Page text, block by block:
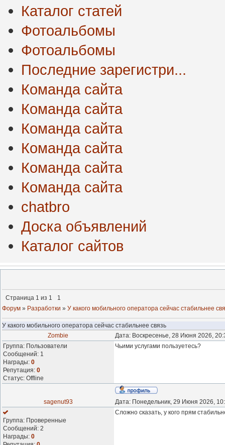
Каталог статей
Фотоальбомы
Фотоальбомы
Последние зарегистри...
Команда сайта
Команда сайта
Команда сайта
Команда сайта
Команда сайта
Команда сайта
chatbro
Доска объявлений
Каталог сайтов
Страница 1 из 1
1
Форум » Разработки » У какого мобильного оператора сейчас стабильнее
У какого мобильного оператора сейчас стабильнее связь
Zombie
Дата: Воскресенье, 28 Июня 2026,
Группа: Пользователи
Сообщений: 1
Награды: 0
Репутация: 0
Статус: Offline
Чьими услугами пользуетесь?
sagenut93 Дата: Понедельник, 29 Июня 2026,
Группа: Проверенные
Сообщений: 2
Награды: 0
Сложно сказать, у кого прям